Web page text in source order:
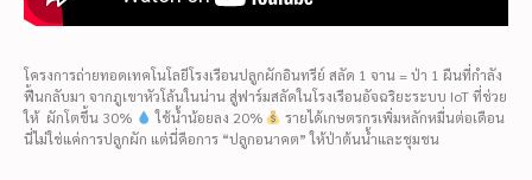
โครงการถ่ายทอดเทคโนโลยีโรงเรือนปลูกผักอินทรีย์ สลัด 1 จาน = ป่า 1 ผืนที่กำลัง
ฟื้นกลับมา จากภูเขาหัวโล้นในน่าน สู่ฟาร์มสลัดในโรงเรือนอัจฉริยะระบบ IoT ที่ช่วย
ให้ ผักโตขึ้น 30%
ใช้น้ำน้อยลง 20%
รายได้เกษตรกรเพิ่มหลักหมื่นต่อเดือน
นี่ไม่ใช่แค่การปลูกผัก แต่นี่คือการ “ปลูกอนาคต” ให้ป่าต้นน้ำและชุมชน